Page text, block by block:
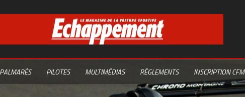
PILOTES MULTIMÉDIAS RÈGLEMENTS INSCRIPTION CFM